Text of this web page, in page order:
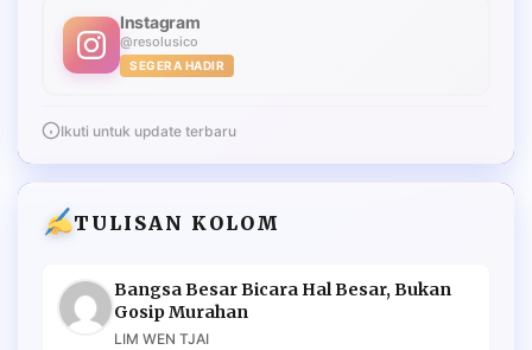
Instagram
@resolusico
SEGERA HADIR
Ikuti untuk update terbaru
TULISAN KOLOM
Bangsa Besar Bicara Hal Besar, Bukan
Gosip Murahan
LIM WEN TJAI